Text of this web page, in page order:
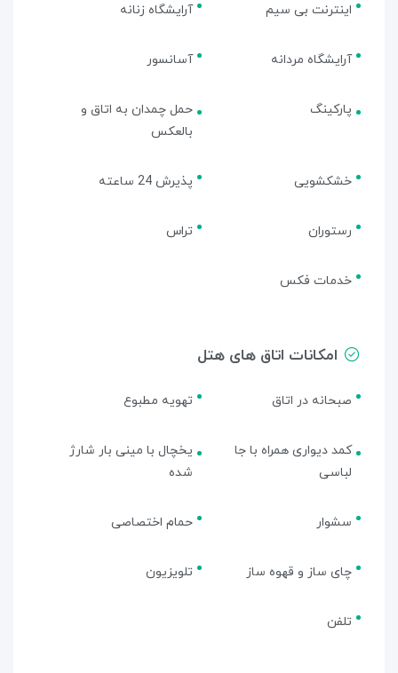
اینترنت بی سیم آرایشگاه زنانه
آرایشگاه مردانه آسانسور
پارکینگ
حمل چمدان به اتاق و
بالعکس
خشکشویی پذیرش 24 ساعته
رستوران تراس
خدمات فکس
امکانات اتاق های هتل
صبحانه در اتاق تهویه مطبوع
کمد دیواری همراه با جا
لباسی
یخچال با مینی بار شارژ
شده
سشوار حمام اختصاصی
چای ساز و قهوه ساز تلویزیون
تلفن